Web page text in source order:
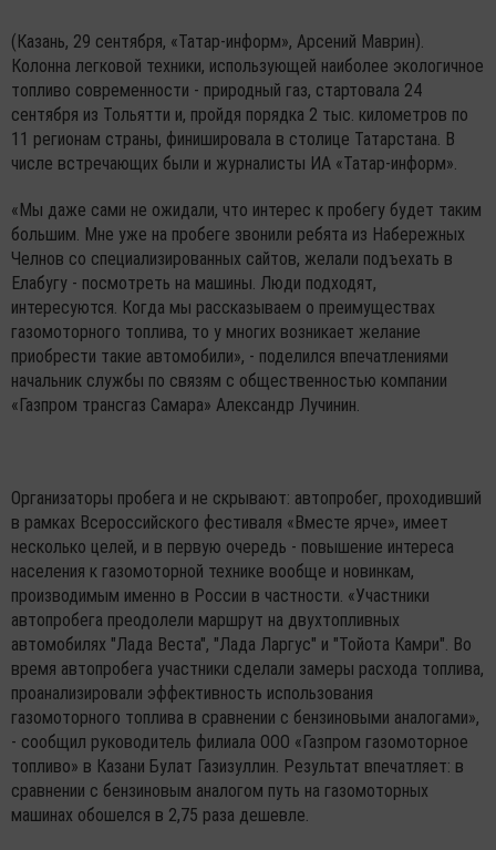
(Казань, 29 сентября, «Татар-информ», Арсений Маврин).
Колонна легковой техники, использующей наиболее экологичное
топливо современности - природный газ, стартовала 24
сентября из Тольятти и, пройдя порядка 2 тыс. километров по
11 регионам страны, финишировала в столице Татарстана. В
числе встречающих были и журналисты ИА «Татар-информ».
«Мы даже сами не ожидали, что интерес к пробегу будет таким
большим. Мне уже на пробеге звонили ребята из Набережных
Челнов со специализированных сайтов, желали подъехать в
Елабугу - посмотреть на машины. Люди подходят,
интересуются. Когда мы рассказываем о преимуществах
газомоторного топлива, то у многих возникает желание
приобрести такие автомобили», - поделился впечатлениями
начальник службы по связям с общественностью компании
«Газпром трансгаз Самара» Александр Лучинин.
Организаторы пробега и не скрывают: автопробег, проходивший
в рамках Всероссийского фестиваля «Вместе ярче», имеет
несколько целей, и в первую очередь - повышение интереса
населения к газомоторной технике вообще и новинкам,
производимым именно в России в частности. «Участники
автопробега преодолели маршрут на двухтопливных
автомобилях "Лада Веста", "Лада Ларгус" и "Тойота Камри". Во
время автопробега участники сделали замеры расхода топлива,
проанализировали эффективность использования
газомоторного топлива в сравнении с бензиновыми аналогами»,
- сообщил руководитель филиала ООО «Газпром газомоторное
топливо» в Казани Булат Газизуллин. Результат впечатляет: в
сравнении с бензиновым аналогом путь на газомоторных
машинах обошелся в 2,75 раза дешевле.